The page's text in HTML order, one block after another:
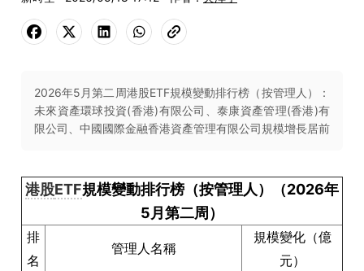
2026年5月第二周港股ETF規模變動排行榜（按管理人）：
未來資產環球投資(香港)有限公司、泰康資產管理(香港)有
限公司、中國國際金融香港資產管理有限公司規模增長居前
港股ETF規模變動排行榜（按管理人）（2026年
5月第二周）
排
名
管理人名稱
規模變化（億
元）